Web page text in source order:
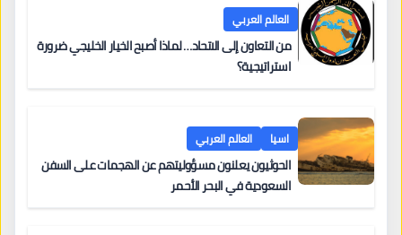
العالم العربي
من التعاون إلى الاتحاد… لماذا أصبح الخيار الخليجي ضرورة
استراتيجية؟
اسيا العالم العربي
الحوثيون يعلنون مسؤوليتهم عن الهجمات على السفن
السعودية في البحر الأحمر